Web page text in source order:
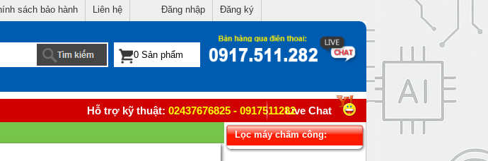
sách bảo hành Liên hệ Đăng nhập Đăng ký
Live Chat
Hỗ trợ kỹ thuật: 02437676825 - 0917511282
Lọc máy chấm công: